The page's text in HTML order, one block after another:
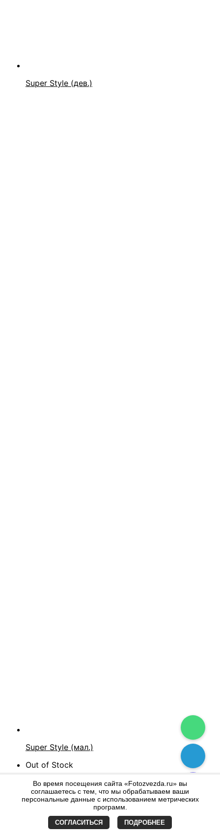
Super Style (дев.)
Super Style (мал.)
Out of Stock
Во время посещения сайта «Fotozvezda.ru» вы
соглашаетесь с тем, что мы обрабатываем ваши
персональные данные с использованием метрических
программ.
СОГЛАСИТЬСЯ ПОДРОБНЕЕ